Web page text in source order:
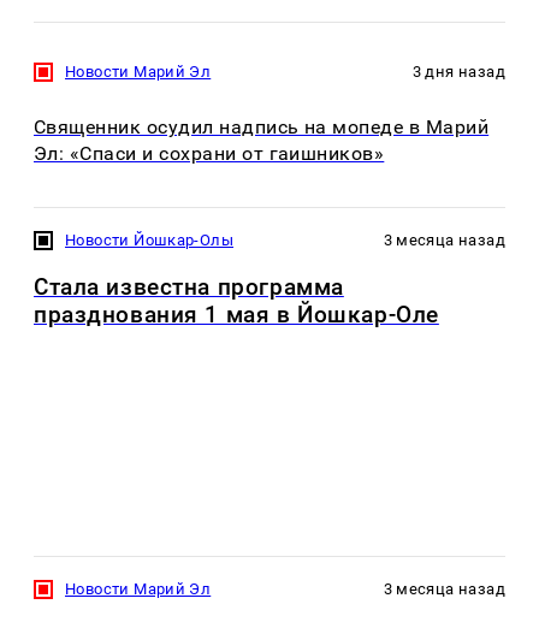
Новости Марий Эл 3 дня назад
Священник осудил надпись на мопеде в Марий
Эл: «Спаси и сохрани от гаишников»
Новости Йошкар-Олы 3 месяца назад
Стала известна программа
празднования 1 мая в Йошкар-Оле
Новости Марий Эл 3 месяца назад